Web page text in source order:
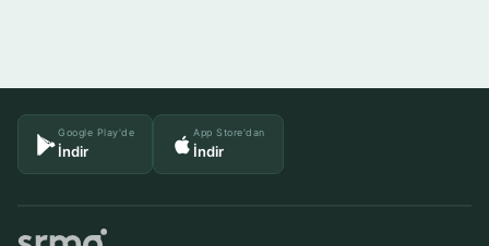
Google Play'de
İndir
App Store'dan
İndir